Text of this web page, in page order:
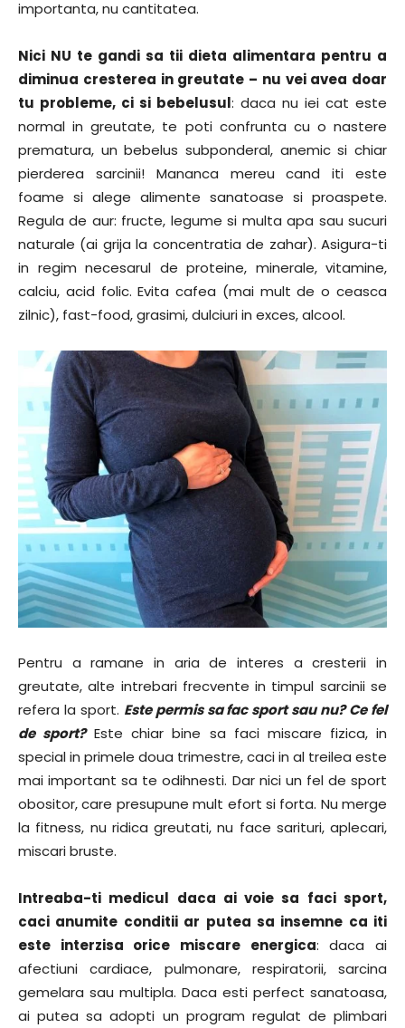
importanta, nu cantitatea.
Nici NU te gandi sa tii dieta alimentara pentru a
diminua cresterea in greutate – nu vei avea doar
tu probleme, ci si bebelusul: daca nu iei cat este
normal in greutate, te poti confrunta cu o nastere
prematura, un bebelus subponderal, anemic si chiar
pierderea sarcinii! Mananca mereu cand iti este
foame si alege alimente sanatoase si proaspete.
Regula de aur: fructe, legume si multa apa sau sucuri
naturale (ai grija la concentratia de zahar). Asigura-ti
in regim necesarul de proteine, minerale, vitamine,
calciu, acid folic. Evita cafea (mai mult de o ceasca
zilnic), fast-food, grasimi, dulciuri in exces, alcool.
Pentru a ramane in aria de interes a cresterii in
greutate, alte intrebari frecvente in timpul sarcinii se
refera la sport. Este permis sa fac sport sau nu? Ce fel
de sport?Este chiar bine sa faci miscare fizica, in
special in primele doua trimestre, caci in al treilea este
mai important sa te odihnesti. Dar nici un fel de sport
obositor, care presupune mult efort si forta. Nu merge
la fitness, nu ridica greutati, nu face sarituri, aplecari,
miscari bruste.
Intreaba-ti medicul daca ai voie sa faci sport,
caci anumite conditii ar putea sa insemne ca iti
este interzisa orice miscare energica: daca ai
afectiuni cardiace, pulmonare, respiratorii, sarcina
gemelara sau multipla. Daca esti perfect sanatoasa,
ai putea sa adopti un program regulat de plimbari